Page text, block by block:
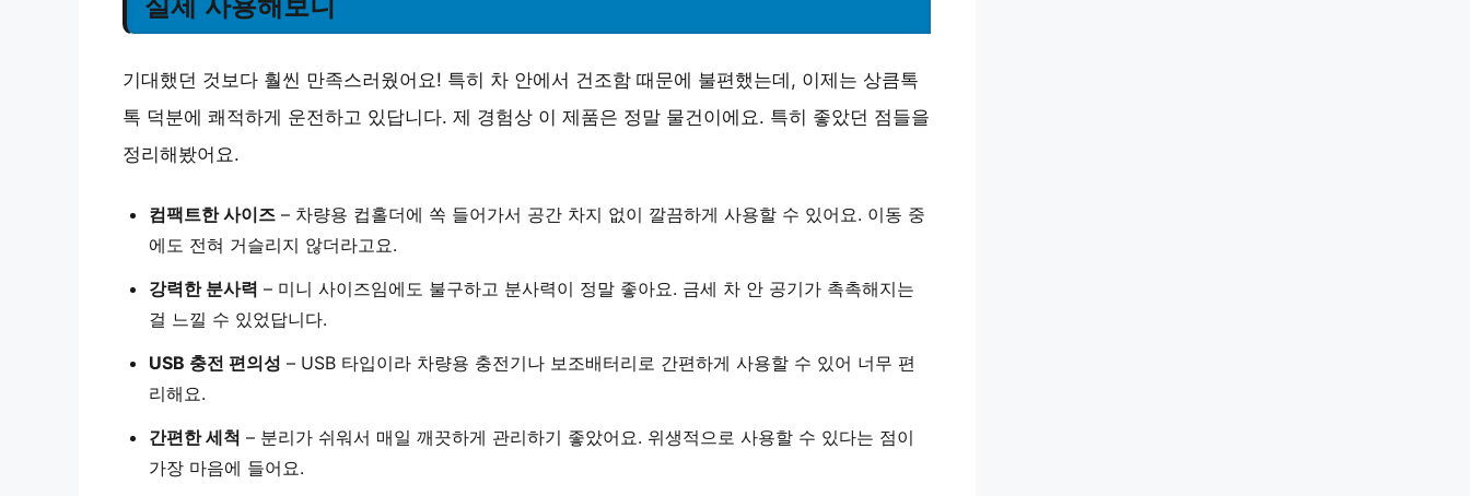
기대했던 것보다 훨씬 만족스러웠어요! 특히 차 안에서 건조함 때문에 불편했는데, 이제는 상큼톡
톡 덕분에 쾌적하게 운전하고 있답니다. 제 경험상 이 제품은 정말 물건이에요. 특히 좋았던 점들을
정리해봤어요.
컴팩트한 사이즈 – 차량용 컵홀더에 쏙 들어가서 공간 차지 없이 깔끔하게 사용할 수 있어요. 이동 중
에도 전혀 거슬리지 않더라고요.
강력한 분사력 – 미니 사이즈임에도 불구하고 분사력이 정말 좋아요. 금세 차 안 공기가 촉촉해지는
걸 느낄 수 있었답니다.
USB 충전 편의성 – USB 타입이라 차량용 충전기나 보조배터리로 간편하게 사용할 수 있어 너무 편
리해요.
간편한 세척 – 분리가 쉬워서 매일 깨끗하게 관리하기 좋았어요. 위생적으로 사용할 수 있다는 점이
가장 마음에 들어요.